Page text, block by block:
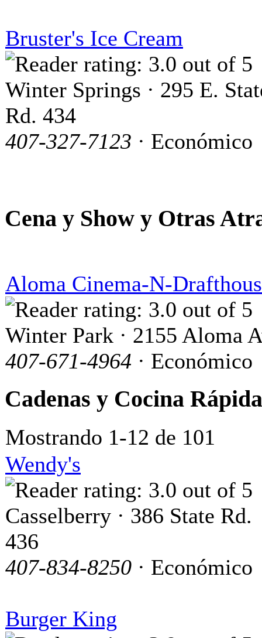
Bruster's Ice Cream
Winter Springs · 295 E.
Rd. 434
407-327-7123 · Económico
Cena y Show y Otras
Aloma Cinema-N-
Winter Park · 2155 Aloma
407-671-4964 · Económico
Cadenas y Cocina
Mostrando 1-12 de 101
Wendy's
Casselberry · 386 State Rd.
436
407-834-8250 · Económico
Burger King